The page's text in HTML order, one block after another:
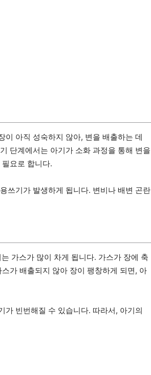
이 아직 성숙하지 않아, 변을 배출하는 데
단계에서는 아기가 소화 과정을 통해 변을
요로 합니다.
쓰기가 발생하게 됩니다. 변비나 배변 곤란
가스가 많이 차게 됩니다. 가스가 장에 축
가 배출되지 않아 장이 팽창하게 되면, 아
가 빈번해질 수 있습니다. 따라서, 아기의